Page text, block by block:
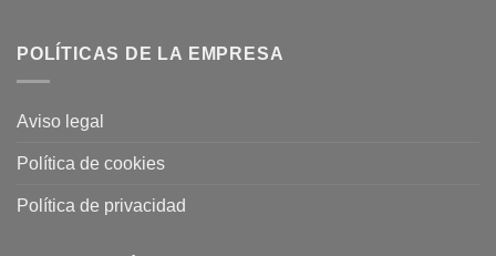
POLÍTICAS DE LA EMPRESA
Aviso legal
Política de cookies
Política de privacidad